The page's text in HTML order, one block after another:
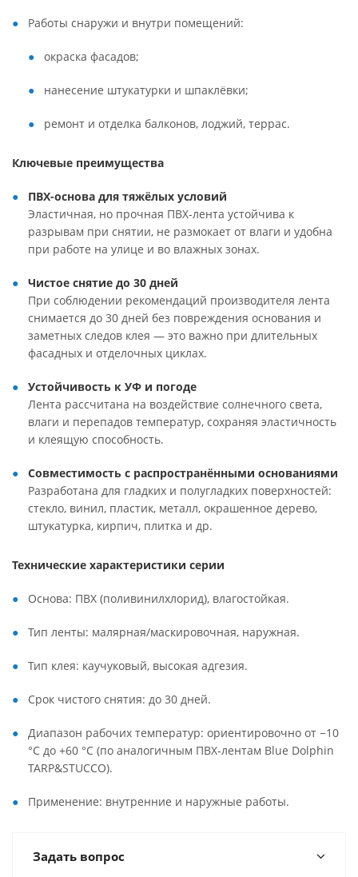
Работы снаружи и внутри помещений:
окраска фасадов;
нанесение штукатурки и шпаклёвки;
ремонт и отделка балконов, лоджий, террас.
Ключевые преимущества
ПВХ-основа для тяжёлых условий
Эластичная, но прочная ПВХ-лента устойчива к
разрывам при снятии, не размокает от влаги и удобна
при работе на улице и во влажных зонах.
Чистое снятие до 30 дней
При соблюдении рекомендаций производителя лента
снимается до 30 дней без повреждения основания и
заметных следов клея — это важно при длительных
фасадных и отделочных циклах.
Устойчивость к УФ и погоде
Лента рассчитана на воздействие солнечного света,
влаги и перепадов температур, сохраняя эластичность
и клеящую способность.
Совместимость с распространёнными основаниями
Разработана для гладких и полугладких поверхностей:
стекло, винил, пластик, металл, окрашенное дерево,
штукатурка, кирпич, плитка и др.
Технические характеристики серии
Основа: ПВХ (поливинилхлорид), влагостойкая.
Тип ленты: малярная/маскировочная, наружная.
Тип клея: каучуковый, высокая адгезия.
Срок чистого снятия: до 30 дней.
Диапазон рабочих температур: ориентировочно от −10
°C до +60 °C (по аналогичным ПВХ-лентам Blue Dolphin
TARP&STUCCO).
Применение: внутренние и наружные работы.
Задать вопрос